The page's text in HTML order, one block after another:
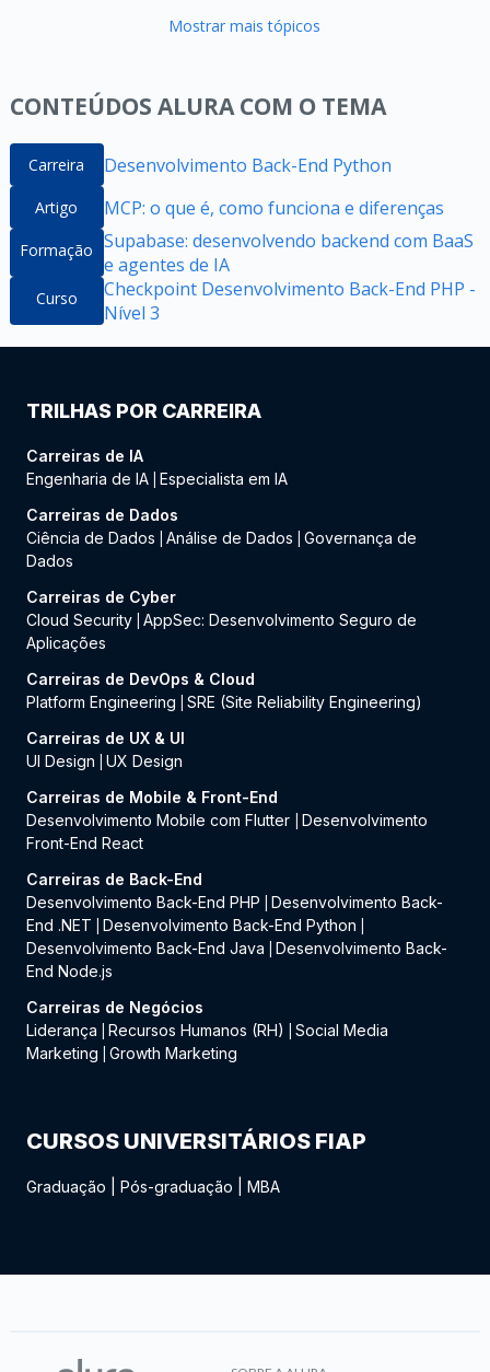
Mostrar mais tópicos
CONTEÚDOS ALURA COM O TEMA
Carreira Desenvolvimento Back-End Python
Artigo MCP: o que é, como funciona e diferenças
Formação Supabase: desenvolvendo backend com BaaS
e agentes de IA
Curso
Checkpoint Desenvolvimento Back-End PHP -
Nível 3
TRILHAS POR CARREIRA
Carreiras de IA
Engenharia de IA Especialista em IA
Carreiras de Dados
Ciência de Dados
Análise de Dados
Governança de
Dados
Carreiras de Cyber
Cloud Security AppSec: Desenvolvimento Seguro de
Aplicações
Carreiras de DevOps & Cloud
Platform Engineering
SRE (Site Reliability Engineering)
Carreiras de UX & UI
UI Design
UX Design
Carreiras de Mobile & Front-End
Desenvolvimento Mobile com Flutter
Desenvolvimento
Front-End React
Carreiras de Back-End
Desenvolvimento Back-End PHP
Desenvolvimento Back-
End .NET
Desenvolvimento Back-End Python
Desenvolvimento Back-End Java
Desenvolvimento Back-
End Node.js
Carreiras de Negócios
Liderança
Recursos Humanos (RH)
Social Media
Marketing
Growth Marketing
CURSOS UNIVERSITÁRIOS FIAP
Graduação Pós-graduação MBA